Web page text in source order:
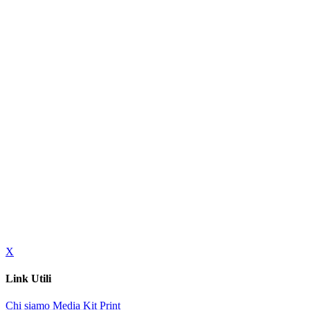
X
Link Utili
Chi siamo Media Kit Print